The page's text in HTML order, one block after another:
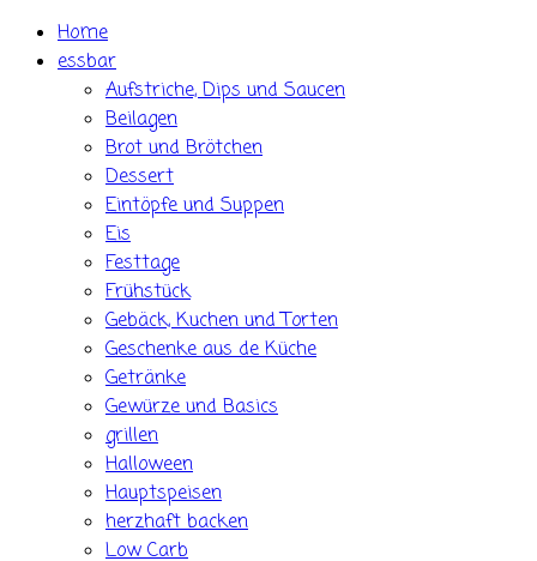
Skip Home
essbar
Aufstriche, Dips und Saucen
Beilagen
Brot und Brötchen
Dessert
Eintöpfe und Suppen
Eis
Festtage
Frühstück
Gebäck, Kuchen und Torten
Geschenke aus de Küche
Getränke
Gewürze und Basics
grillen
Halloween
Hauptspeisen
herzhaft backen
Low Carb